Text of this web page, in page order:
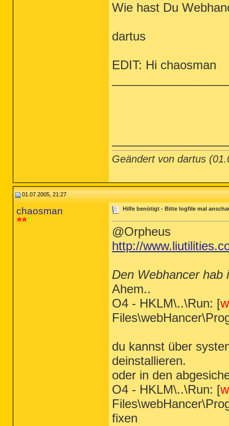
Wie hast Du
dartus
EDIT: Hi chaosman
Geändert von dartus
01.07.2005, 21:27
chaosman Hilfe benötigt - Bitte logfile mal
@Orpheus
http://
Den Webhancer hab
Ahem..
O4 - HKLM\..\Run: [
du kannst über
deinstallieren.
oder in den
O4 - HKLM\..\Run: [
fixen